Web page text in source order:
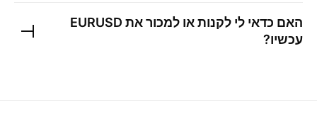
האם כדאי לי לקנות או למכור את EURUSD
עכשיו?